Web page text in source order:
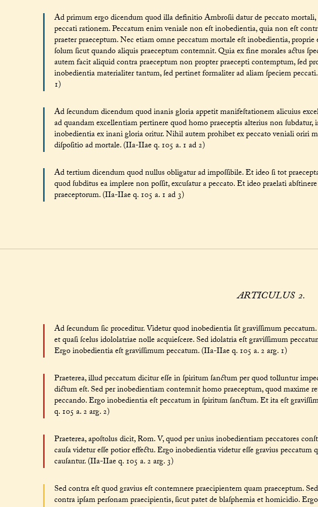
Ad primum ergo dicendum quod illa definitio Ambroſii datur de peccato
peccati rationem. Peccatum enim veniale non eſt inobedientia, quia non eſt
praeter praeceptum. Nec etiam omne peccatum mortale eſt inobedientia, proprie
ſolum ſicut quando aliquis praeceptum contemnit. Quia ex fine morales actus
autem facit aliquid contra praeceptum non propter praecepti contemptum, ſed
inobedientia materialiter tantum, ſed pertinet formaliter ad aliam ſpeciem
1)
Ad ſecundum dicendum quod inanis gloria appetit manifeſtationem alicuius
ad quandam excellentiam pertinere quod homo praeceptis alterius non ſubdatur,
inobedientia ex inani gloria oritur. Nihil autem prohibet ex peccato veniali oriri
diſpoſitio ad mortale. (IIa-IIae q. 105 a. 1 ad 2)
Ad tertium dicendum quod nullus obligatur ad impoſſibile. Et ideo ſi tot
quod ſubditus ea implere non poſſit, excuſatur a peccato. Et ideo praelati
praeceptorum. (IIa-IIae q. 105 a. 1 ad 3)
ARTICULUS 2.
Ad ſecundum ſic proceditur. Videtur quod inobedientia ſit graviſſimum
et quaſi ſcelus idololatriae nolle acquieſcere. Sed idolatria eſt graviſſimum
Ergo inobedientia eſt graviſſimum peccatum. (IIa-IIae q. 105 a. 2 arg. 1)
Praeterea, illud peccatum dicitur eſſe in ſpiritum ſanctum per quod tolluntur
dictum eſt. Sed per inobedientiam contemnit homo praeceptum, quod maxime
peccando. Ergo inobedientia eſt peccatum in ſpiritum ſanctum. Et ita eſt
q. 105 a. 2 arg. 2)
Praeterea, apoſtolus dicit, Rom. V, quod per unius inobedientiam peccatores
cauſa videtur eſſe potior effectu. Ergo inobedientia videtur eſſe gravius peccatum
cauſantur. (IIa-IIae q. 105 a. 2 arg. 3)
Sed contra eſt quod gravius eſt contemnere praecipientem quam praeceptum.
contra ipſam perſonam praecipientis, ſicut patet de blaſphemia et homicidio.